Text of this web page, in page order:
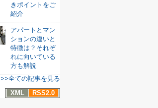
きポイントをご
紹介
アパートとマン
ションの違いと
特徴は？それぞ
れに向いている
方も解説
>>全ての記事を見る
XML
RSS2.0